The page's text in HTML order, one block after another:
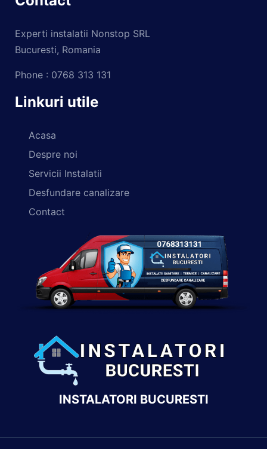
Experti instalatii Nonstop SRL
Bucuresti, Romania
Phone : 0768 313 131
Linkuri utile
Acasa
Despre noi
Servicii Instalatii
Desfundare canalizare
Contact
INSTALATORI BUCURESTI